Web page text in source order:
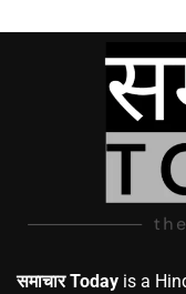
समाचार Today is a